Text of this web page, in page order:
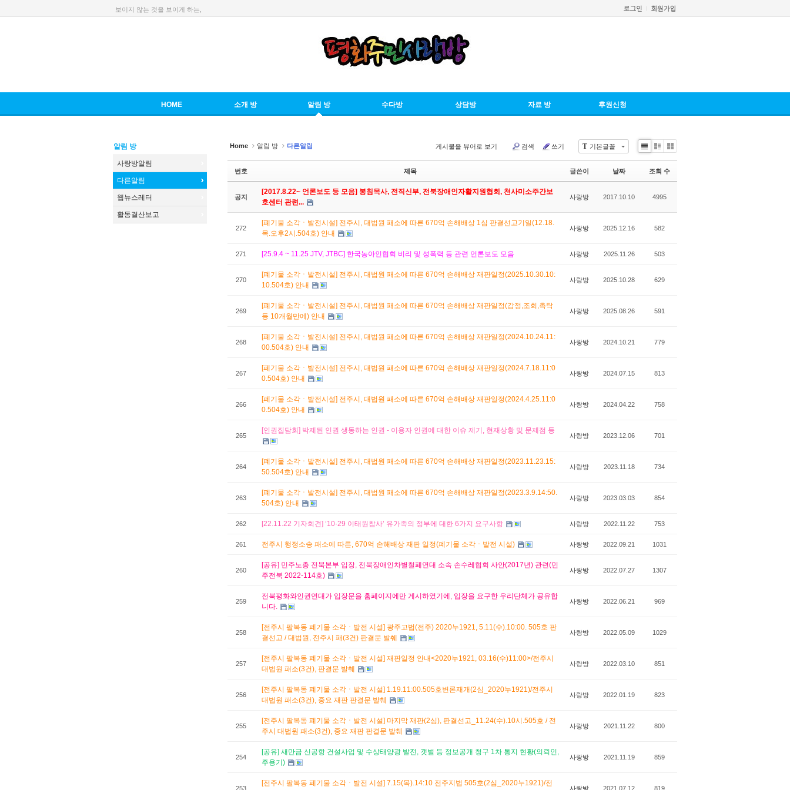
보이지 않는 것을 보이게 하는,
HOME 소개 방 알림 방 수다방 상담방 자료 방 후원신청
알림 방
사랑방알림
다른알림
웹뉴스레터
활동결산보고
Home 알림 방 다른알림 T 기본글꼴
게시물을 뷰어로 보기 검색 쓰기
Li
Zi
e
G
le
번호 제목 글쓴이 날짜 조회 수
공지
[2017.8.22~ 언론보도 등 모음] 봉침목사, 전직신부, 전북장애인자활지원협회, 천사미소주간보
호센터 관련...
사랑방 2017.10.10 4995
272
[폐기물 소각ㆍ발전시설] 전주시, 대법원 패소에 따른 670억 손해배상 1심 판결선고기일(12.18.
목.오후2시.504호) 안내
사랑방 2025.12.16 582
271 [25.9.4 ~ 11.25 JTV, JTBC] 한국농아인협회 비리 및 성폭력 등 관련 언론보도 모음 사랑방 2025.11.26 503
270
[폐기물 소각ㆍ발전시설] 전주시, 대법원 패소에 따른 670억 손해배상 재판일정(2025.10.30.10:
10.504호) 안내
사랑방 2025.10.28 629
269
[폐기물 소각ㆍ발전시설] 전주시, 대법원 패소에 따른 670억 손해배상 재판일정(감정,조회,촉탁
등 10개월만에) 안내
사랑방 2025.08.26 591
268
[폐기물 소각ㆍ발전시설] 전주시, 대법원 패소에 따른 670억 손해배상 재판일정(2024.10.24.11:
00.504호) 안내
사랑방 2024.10.21 779
267
[폐기물 소각ㆍ발전시설] 전주시, 대법원 패소에 따른 670억 손해배상 재판일정(2024.7.18.11:0
0.504호) 안내
사랑방 2024.07.15 813
266
[폐기물 소각ㆍ발전시설] 전주시, 대법원 패소에 따른 670억 손해배상 재판일정(2024.4.25.11:0
0.504호) 안내
사랑방 2024.04.22 758
265
[인권집담회] 박제된 인권 생동하는 인권 - 이용자 인권에 대한 이슈 제기, 현재상황 및 문제점 등
사랑방 2023.12.06 701
264
[폐기물 소각ㆍ발전시설] 전주시, 대법원 패소에 따른 670억 손해배상 재판일정(2023.11.23.15:
50.504호) 안내
사랑방 2023.11.18 734
263
[폐기물 소각ㆍ발전시설] 전주시, 대법원 패소에 따른 670억 손해배상 재판일정(2023.3.9.14:50.
504호) 안내
사랑방 2023.03.03 854
262 [22.11.22 기자회견] ‘10·29 이태원참사’ 유가족의 정부에 대한 6가지 요구사항 사랑방 2022.11.22 753
261 전주시 행정소송 패소에 따른, 670억 손해배상 재판 일정(폐기물 소각ㆍ발전 시설) 사랑방 2022.09.21 1031
260
[공유] 민주노총 전북본부 입장, 전북장애인차별철폐연대 소속 손수레협회 사안(2017년) 관련(민
주전북 2022-114호)
사랑방 2022.07.27 1307
259
전북평화와인권연대가 입장문을 홈페이지에만 게시하였기에, 입장을 요구한 우리단체가 공유합
니다.
사랑방 2022.06.21 969
258
[전주시 팔복동 폐기물 소각ㆍ발전 시설] 광주고법(전주) 2020누1921, 5.11(수).10:00. 505호 판
결선고 / 대법원, 전주시 패(3건) 판결문 발췌
사랑방 2022.05.09 1029
257
[전주시 팔복동 폐기물 소각ㆍ발전 시설] 재판일정 안내<2020누1921, 03.16(수)11:00>/전주시
대법원 패소(3건), 판결문 발췌
사랑방 2022.03.10 851
256
[전주시 팔복동 폐기물 소각ㆍ발전 시설] 1.19.11:00.505호변론재개(2심_2020누1921)/전주시
대법원 패소(3건), 중요 재판 판결문 발췌
사랑방 2022.01.19 823
255
[전주시 팔복동 폐기물 소각ㆍ발전 시설] 마지막 재판(2심), 판결선고_11.24(수).10시.505호 / 전
주시 대법원 패소(3건), 중요 재판 판결문 발췌
사랑방 2021.11.22 800
254
[공유] 새만금 신공항 건설사업 및 수상태양광 발전, 갯벌 등 정보공개 청구 1차 통지 현황(의뢰인,
주용기)
사랑방 2021.11.19 859
253
[전주시 팔복동 폐기물 소각ㆍ발전 시설] 7.15(목).14:10 전주지법 505호(2심_2020누1921)/전
사랑방 2021.07.12 819
Sketchbook5, 스케치북5
Sketchbook5, 스케치북5